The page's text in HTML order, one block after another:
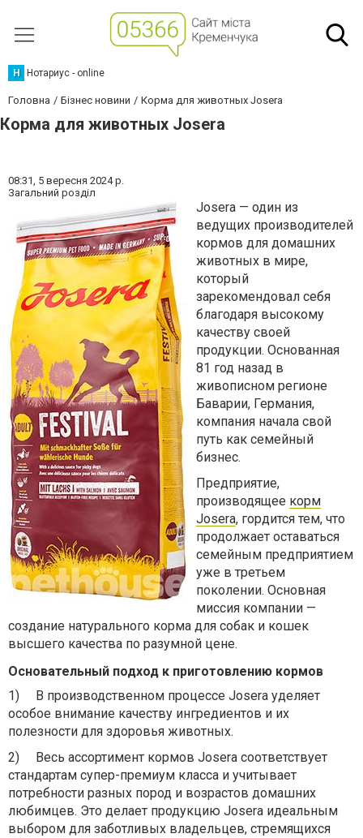
Н Нотариус - online
Головна Бізнес новини Корма для животных Josera
Корма для животных Josera
08:31, 5 вересня 2024 р.
Загальний розділ
Josera — один из
ведущих производителей
кормов для домашних
животных в мире,
который
зарекомендовал себя
благодаря высокому
качеству своей
продукции. Основанная
81 год назад в
живописном регионе
Баварии, Германия,
компания начала свой
путь как семейный
бизнес.
Предприятие,
производящее корм
Josera, гордится тем, что
продолжает оставаться
семейным предприятием
уже в третьем
поколении. Основная
миссия компании —
создание натурального корма для собак и кошек
высшего качества по разумной цене.
Основательный подход к приготовлению кормов
1)
В производственном процессе Josera уделяет
особое внимание качеству ингредиентов и их
полезности для здоровья животных.
2)
Весь ассортимент кормов Josera соответствует
стандартам супер-премиум класса и учитывает
потребности разных пород и возрастов домашних
любимцев. Это делает продукцию Josera идеальным
выбором для заботливых владельцев, стремящихся